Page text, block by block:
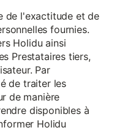
de l'exactitude et de
fournies.
Holidu ainsi
Prestataires tiers,
Par
de traiter les
de manière
disponibles à
Holidu